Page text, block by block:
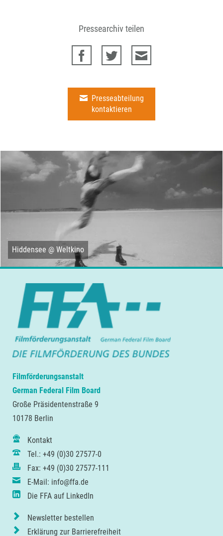
Pressearchiv teilen
Presseabteilung
kontaktieren
Hiddensee @ Weltkino
Filmförderungsanstalt
German Federal Film Board
Große Präsidentenstraße 9
10178 Berlin
Kontakt
Tel.: +49 (0)30 27577-0
Fax: +49 (0)30 27577-111
E-Mail: info@ffa.de
Die FFA auf LinkedIn
Newsletter bestellen
Erklärung zur Barrierefreiheit